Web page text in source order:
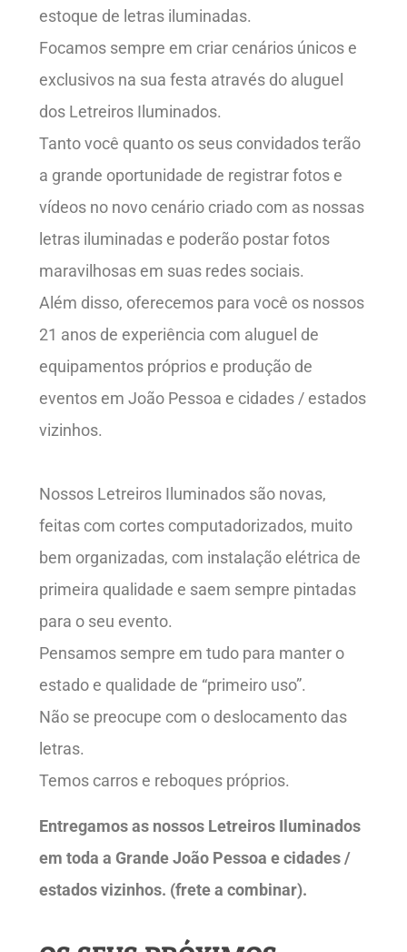
estoque de letras iluminadas.
Focamos sempre em criar cenários únicos e
exclusivos na sua festa através do aluguel
dos Letreiros Iluminados.
Tanto você quanto os seus convidados terão
a grande oportunidade de registrar fotos e
vídeos no novo cenário criado com as nossas
letras iluminadas e poderão postar fotos
maravilhosas em suas redes sociais.
Além disso, oferecemos para você os nossos
21 anos de experiência com aluguel de
equipamentos próprios e produção de
eventos em João Pessoa e cidades / estados
vizinhos.
Nossos Letreiros Iluminados são novas,
feitas com cortes computadorizados, muito
bem organizadas, com instalação elétrica de
primeira qualidade e saem sempre pintadas
para o seu evento.
Pensamos sempre em tudo para manter o
estado e qualidade de “primeiro uso”.
Não se preocupe com o deslocamento das
letras.
Temos carros e reboques próprios.
Entregamos as nossos Letreiros Iluminados
em toda a Grande João Pessoa e cidades /
estados vizinhos. (frete a combinar).